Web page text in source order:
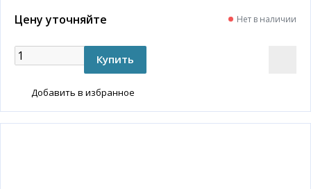
Цену уточняйте Нет в наличии
Добавить в избранное